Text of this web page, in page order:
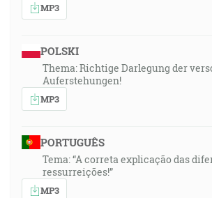
MP3
POLSKI
Thema: Richtige Darlegung der
Auferstehungen!
MP3
PORTUGUÊS
Tema: “A correta explicação das
ressurreições!”
MP3